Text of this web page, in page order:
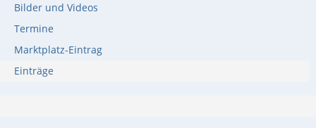
Bilder und Videos
Termine
Marktplatz-Eintrag
Einträge